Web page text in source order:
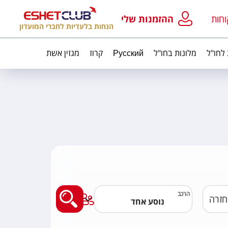
ההזמנות שלי
הנחות בלעדיות לחברי המועדון
לחו"ל מלונות בחו"ל Русский קרוז מגזין אשת
הרכב מצאו לי טיסה